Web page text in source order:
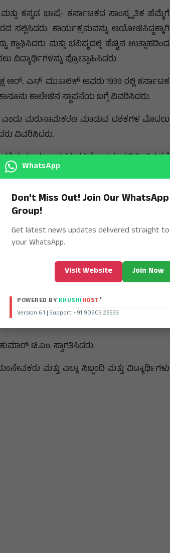
ಕನ್ನಡ ಭಾಷೆ- ಕರ್ನಾಟಕದ ಸಾಂಸ್ಕೃತಿಕ ಹೆಮ್ಮೆಗೆ
ಸಲ್ಲಿಸಿದರು. ಕಾರ್ಯಕ್ರಮವನ್ನು ಆಯೋಜಿಸಿದ್ದಕ್ಕಾಗಿ
ಮತ್ತು ಭವಿಷ್ಯದಲ್ಲಿ ಹೆಚ್ಚಿನ ಉತ್ಸಾಹದಿಂದ
ವಿದ್ಯಾರ್ಥಿಗಳನ್ನು ಪ್ರೋತ್ಸಾಹಿಸಿದರು.
ಆರ್. ಎಸ್. ಮುತಾಲಿಕ್ ಅವರು 1939 ರಲ್ಲಿ ಕರ್ನಾಟಕ
ಕಾಲೇಜಿನ ಸ್ಥಾಪನೆಯ ಬಗ್ಗೆ ವಿವರಿಸಿದರು.
ಎಂದು ಮರುನಾಮಕರಣ ಮಾಡುವ ದಶಕಗಳ ಮೊದಲು
ವಿವರಿಸಿದರು.
ಸಂಸ್ಥಾಪಕರ ದೃಷ್ಟಿಕೋನವು ಪ್ರತಿಬಿಂಬಿಸುತ್ತದೆ
ತನ್ನ ಮಂಡಳಿಯ ಸಭೆಯಲ್ಲಿ ಕನ್ನಡ ಬಳಗದ
ನಿರ್ಧರಿಸಿದೆ ಎಂದು ಆರ್.ಎಸ್.ಮುತಾಲಿಕ್
ನೆನಪಿಸಿಕೊಂಡ ಅವರು, ಹಿರಿಯ ಪತ್ರಕರ್ತ ಮತ್ತು
ಮುಖ್ಯ ಅತಿಥಿಯಾಗಿ ಭಾಗವಹಿಸಿದ್ದರು ಎಂದು
ಹೆಚ್ಚು ಜ್ಞಾನಪೀಠ ಪ್ರಶಸ್ತಿಗಳನ್ನು ಪಡೆದಿದೆ ಎಂದು
ಅವರು ಸಂಘಟಕರನ್ನು ಶ್ಲಾಘಿಸಿದರು ಮತ್ತು
ಇದೇ ರೀತಿಯ ಕಾರ್ಯಕ್ರಮಗಳನ್ನು ಆಯೋಜಿಸಲು
ಟಿ.ಎಂ. ಸ್ವಾಗತಿಸಿದರು.
ಮತ್ತು ಎಲ್ಲಾ ಸಿಬ್ಬಂದಿ ಮತ್ತು ವಿದ್ಯಾರ್ಥಿಗಳು
WhatsApp
Don't Miss Out! Join Our WhatsApp
Group!
Get latest news updates delivered straight to
your WhatsApp.
Visit Website Join Now
POWERED BY KHUSHIHOST®
Version 6.1 | Support +91 90603 29333